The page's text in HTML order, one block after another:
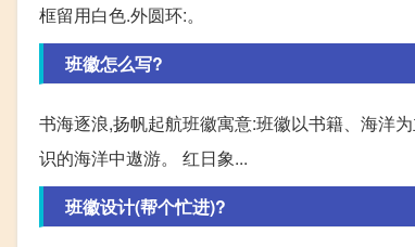
框留用白色.外圆环:。
班徽怎么写?
书海逐浪,扬帆起航班徽寓意:班徽以书籍、海洋
识的海洋中遨游。 红日象...
班徽设计(帮个忙进)?